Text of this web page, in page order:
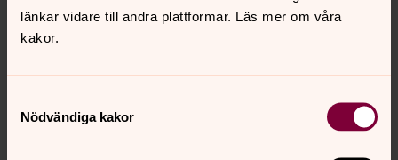
länkar vidare till andra plattformar. Läs mer om våra
kakor.
Nödvändiga kakor
Senast ändrad 3 oktober 2022
Synpunkter eller frågor på sidans